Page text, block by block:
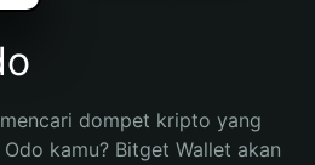
dompet kripto yang
kamu? Bitget Wallet akan